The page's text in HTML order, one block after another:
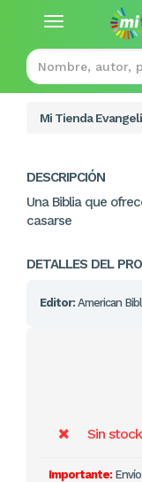
Toggle
Mi Tienda
DESCRIPCIÓN
Una Biblia que
casarse
DETALLES DEL
Editor: American
Sin stock
Importante:Envío